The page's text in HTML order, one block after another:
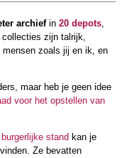
archiefin 20 depots,
collecties zijn talrijk,
mensen zoals jij en ik, en
maar heb je geen idee
voor het opstellen van
standkan je
Ze bevatten